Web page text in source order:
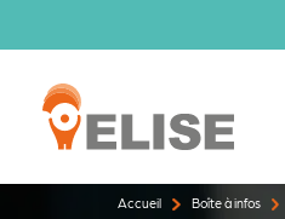
Accueil Boîte à infos